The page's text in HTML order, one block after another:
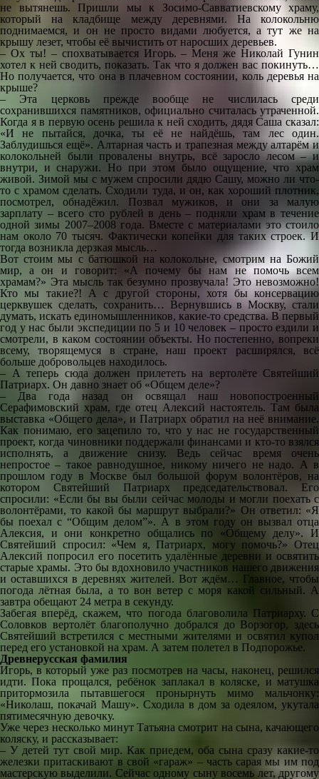
не вытянешь. Пришли мы к Зосимо-Савватиевскому храму,
который на кладбище между деревнями. На колокольню
поднимаемся, и он не просто видами любуется, а тут же на
крышу лезет, чтобы её вычистить от наросших деревьев.
– Ох ты! – спохватывается Игорь. – Меня же Николай Гунин
хотел к ней сводить, показать. Так что я должен вас покинуть…
Но получается, что она в плачевном состоянии, коль деревья на
крыше?
– Эта церковь прежде вообще не числилась среди
сохранившихся памятников, официально считалась утраченной.
Когда я в первую осень решила к ней сходить, дядя Саша сказал:
«И не пытайся, дочка, ты её не найдёшь, там лес один.
Заблудишься ещё». Алтарная часть и трапезная между алтарём и
колокольней были провалены внутрь, всё заросло лесом – и
внутри, и снаружи. Но при этом было ощущение, что храм
живой. Зимой мы с мужем спросили дядю Сашу, можно ли что-
то с храмом сделать. Сходили туда, и он, как хороший плотник,
посмотрел, обнадёжил. Позвал мужиков, и они за малую
зарплату – всего сто рублей в день – подняли храм в течение
одной зимы 2007–2008 года. Вместе с материалами это стоило
нам около 70 тысяч. Фактически копейки для таких строек. И
тогда возникла дерзкая мысль…
Вот стоим мы с батюшкой на колокольне, смотрим на Божий
мир, а он и говорит: «А почему бы нам не помочь всем
храмам?» Эта мысль так безумно прозвучала! Это невозможно!
Кто мы такие?! А с другой стороны, хотя бы консервацию
церквушек сделать, сохранить… Вернувшись в Москву, стали
думать, искать единомышленников, какие-то средства. В первый
год у нас были экспедиции по 5 и 10 человек – просто ездили и
смотрели, в каком состоянии объекты. Но постепенно, вопреки
всему, творящемуся в стране, наш проект расширялся, всё
больше добровольцев находилось.
– А теперь сюда должен прилететь на вертолёте Святейший
Патриарх. Он давно знает об «Общем деле»?
– Два года назад он освящал наш новопостроенный
Серафимовский храм, где отец Алексий настоятель. Там была
выставка «Общего дела», и Патриарх обратил на неё внимание.
Как понимаю, его зацепило то, что у нас не государственный
проект, когда чиновники поддержали финансами и кто-то взялся
исполнять, а движение снизу. Ведь сейчас время очень
непростое – такое равнодушное, никому ничего не надо. А в
прошлом году в Москве был большой форум волонтёров, на
котором Святейший Патриарх председательствовал. Его
спросили: «Если бы вы были сейчас молоды и могли поехать с
волонтёрами, то какой бы маршрут выбрали?» Он ответил: «Я
бы поехал с “Общим делом”». А в этом году он вызвал отца
Алексия, и они конкретно общались по «Общему делу». И
Святейший спросил: «Чем я, Патриарх, могу помочь?» Отец
Алексий попросил его посетить удалённые деревни и освятить
старые храмы. Это бы вдохновило участников нашего движения
и оставшихся в деревнях жителей. Вот ждём… Главное, чтобы
погода лётная была, а то вон ветер с моря какой сильный. А
завтра обещают 24 метра в секунду.
Забегая вперёд, скажем, что погода благоволила Патриарху. С
Соловков вертолёт благополучно добрался до Ворзогор, здесь
Святейший встретился с местными жителями и освятил купол
перед его установкой на храм. А затем полетел в Подпорожье.
Древнерусская фамилия
Игорь, в который уже раз посмотрев на часы, наконец, решился
идти. Пока прощался, ребёнок заплакал в коляске, и матушка
притормозила пытавшегося пронырнуть мимо мальчонку:
«Николаш, покачай Машу». Сходила в дом за одеялом, укутала
пятимесячную девочку.
Уже через несколько минут Татьяна смотрит на сына, качающего
коляску, и рассказывает:
– У детей тут свой мир. Как приедем, оба сына сразу какие-то
железки притаскивают в свой «гараж» – часть сарая мы им под
мастерскую выделили. Сейчас одному сыну восемь лет, другому